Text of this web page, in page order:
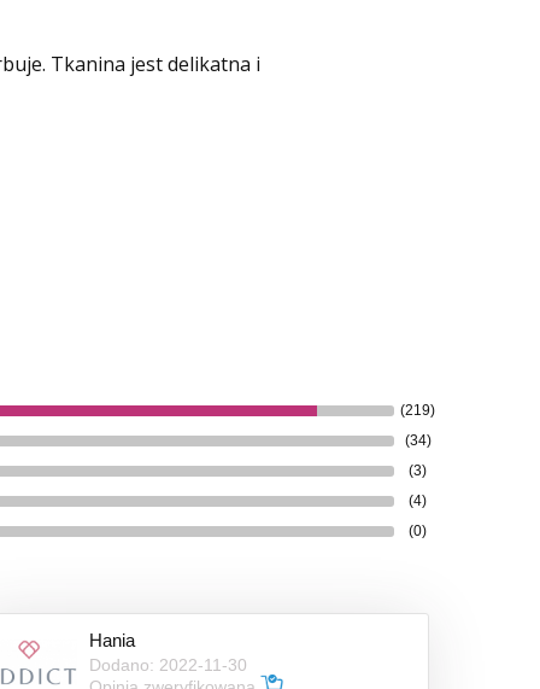
Tkanina jest delikatna i
(219)
(34)
(3)
(4)
(0)
Hania
Dodano: 2022-11-30